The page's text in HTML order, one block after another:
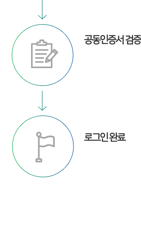
공동인증서 검증
로그인 완료